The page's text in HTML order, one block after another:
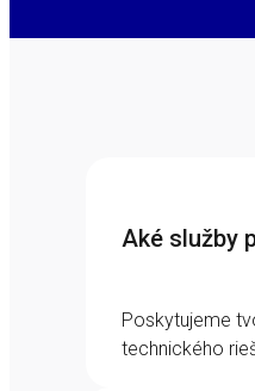
Aké služby
Poskytujeme
technického